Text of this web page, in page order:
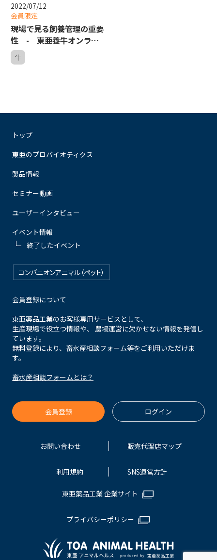
2022/07/12
会員限定
現場で見る飼養管理の重要
性 - 東亜養牛オンライ
ンセミナー２
牛
トップ
東亜のプロバイオティクス
製品情報
セミナー動画
ユーザーインタビュー
イベント情報
終了したイベント
コンパニオンアニマル（ペット）
会員登録について
東亜薬品工業のお客様専用サービスとして、
生産現場で役立つ情報や、 農場運営に欠かせない情報を発信し
ています。
無料登録により、畜水産相談フォーム等をご利用いただけま
す。
畜水産相談フォームとは？
会員登録 ログイン
お問い合わせ 販売代理店マップ
東亜薬品工業 企業サイト
プライバシーポリシー
利用規約 SNS運営方針